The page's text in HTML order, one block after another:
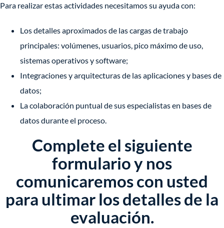
Para realizar estas actividades necesitamos su ayuda con:
Los detalles aproximados de las cargas de trabajo
principales: volúmenes, usuarios, pico máximo de uso,
sistemas operativos y software;
Integraciones y arquitecturas de las aplicaciones y bases de
datos;
La colaboración puntual de sus especialistas en bases de
datos durante el proceso.
Complete el siguiente
formulario y nos
comunicaremos con usted
para ultimar los detalles de la
evaluación.